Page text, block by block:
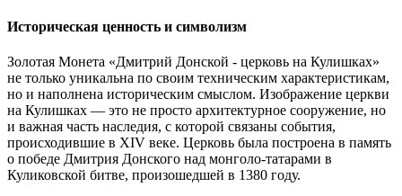
Историческая ценность и символизм
Золотая Монета «Дмитрий Донской - церковь на Кулишках»
не только уникальна по своим техническим характеристикам,
но и наполнена историческим смыслом. Изображение церкви
на Кулишках — это не просто архитектурное сооружение, но
и важная часть наследия, с которой связаны события,
происходившие в XIV веке. Церковь была построена в память
о победе Дмитрия Донского над монголо-татарами в
Куликовской битве, произошедшей в 1380 году.